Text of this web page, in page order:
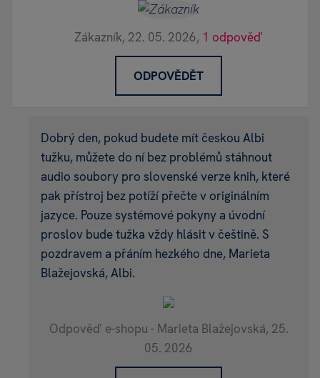
Zákazník, 22. 05. 2026, 1 odpověď
ODPOVĚDĚT
Dobrý den, pokud budete mít českou Albi
tužku, můžete do ní bez problémů stáhnout
audio soubory pro slovenské verze knih, které
pak přístroj bez potíží přečte v originálním
jazyce. Pouze systémové pokyny a úvodní
proslov bude tužka vždy hlásit v češtině. S
pozdravem a přáním hezkého dne, Marieta
Blažejovská, Albi.
Odpověď e-shopu - Marieta Blažejovská, 25.
05. 2026